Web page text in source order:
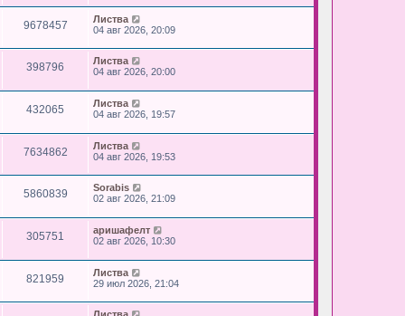
9678457
Листва
04 авг 2026, 20:09
398796
Листва
04 авг 2026, 20:00
432065
Листва
04 авг 2026, 19:57
7634862
Листва
04 авг 2026, 19:53
5860839
Sorabis
02 авг 2026, 21:09
305751
аришафелт
02 авг 2026, 10:30
821959
Листва
29 июл 2026, 21:04